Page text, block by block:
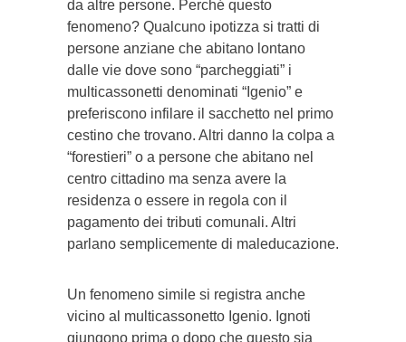
da altre persone. Perché questo
fenomeno? Qualcuno ipotizza si tratti di
persone anziane che abitano lontano
dalle vie dove sono “parcheggiati” i
multicassonetti denominati “Igenio” e
preferiscono infilare il sacchetto nel primo
cestino che trovano. Altri danno la colpa a
“forestieri” o a persone che abitano nel
centro cittadino ma senza avere la
residenza o essere in regola con il
pagamento dei tributi comunali. Altri
parlano semplicemente di maleducazione.
Un fenomeno simile si registra anche
vicino al multicassonetto Igenio. Ignoti
giungono prima o dopo che questo sia